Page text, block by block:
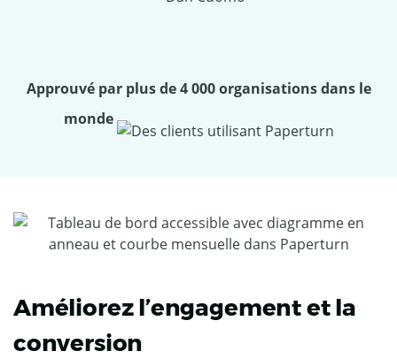
Approuvé par plus de 4 000 organisations dans le
monde
Améliorez l’engagement et la
conversion